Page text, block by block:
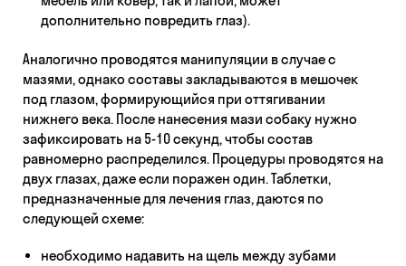
дополнительно повредить глаз).
Аналогично проводятся манипуляции в случае с
мазями, однако составы закладываются в мешочек
под глазом, формирующийся при оттягивании
нижнего века. После нанесения мази собаку нужно
зафиксировать на 5-10 секунд, чтобы состав
равномерно распределился. Процедуры проводятся на
двух глазах, даже если поражен один. Таблетки,
предназначенные для лечения глаз, даются по
следующей схеме:
необходимо надавить на щель между зубами